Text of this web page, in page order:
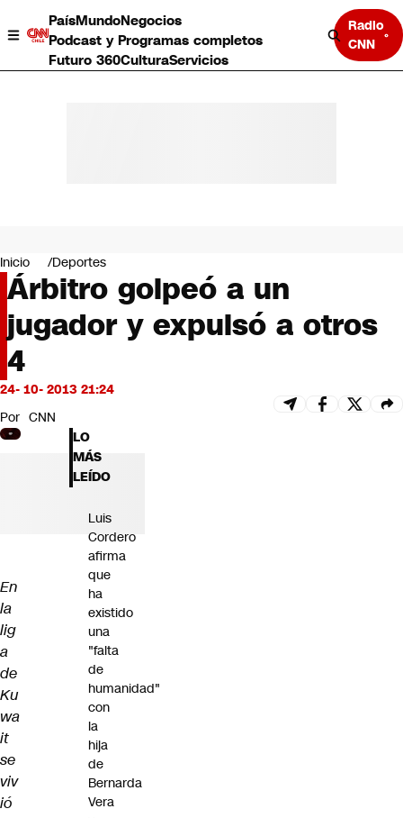
PaísMundoNegocios
Podcast y Programas completos
Futuro 360CulturaServicios
Radio
CNN
Negocios
Deportes
Programas completos
Cultura
Servicios
Bits
CNN tiempo
Futuro 360
Opinión
Inicio Deportes
Árbitro golpeó a un
jugador y expulsó a otros
4
24- 10- 2013 21:24
Por CNN
En
la
lig
a
de
Ku
wa
it
se
viv
ió
LO
MÁS
LEÍDO
Luis
Cordero
afirma
que
ha
existido
una
"falta
de
humanidad"
con
la
hija
de
Bernarda
Vera